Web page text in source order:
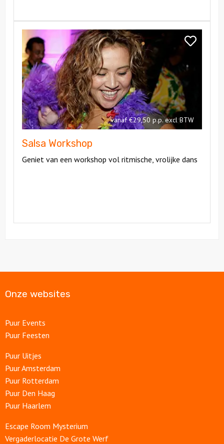
Bekijk
Workshop
vanaf €29,50 p.p. excl BTW
Salsa Workshop
Geniet van een workshop vol ritmische, vrolijke dans
Salsa
Workshop
Onze websites
Puur Events
Puur Feesten
Puur Uitjes
Puur Amsterdam
Puur Rotterdam
Puur Den Haag
Puur Haarlem
Escape Room Mysterium
Vergaderlocatie De Grote Werf